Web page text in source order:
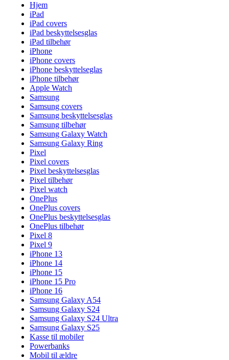
Hjem
iPad
iPad covers
iPad beskyttelsesglas
iPad tilbehør
iPhone
iPhone covers
iPhone beskyttelseglas
iPhone tilbehør
Apple Watch
Samsung
Samsung covers
Samsung beskyttelsesglas
Samsung tilbehør
Samsung Galaxy Watch
Samsung Galaxy Ring
Pixel
Pixel covers
Pixel beskyttelsesglas
Pixel tilbehør
Pixel watch
OnePlus
OnePlus covers
OnePlus beskyttelsesglas
OnePlus tilbehør
Pixel 8
Pixel 9
iPhone 13
iPhone 14
iPhone 15
iPhone 15 Pro
iPhone 16
Samsung Galaxy A54
Samsung Galaxy S24
Samsung Galaxy S24 Ultra
Samsung Galaxy S25
Kasse til mobiler
Powerbanks
Mobil til ældre